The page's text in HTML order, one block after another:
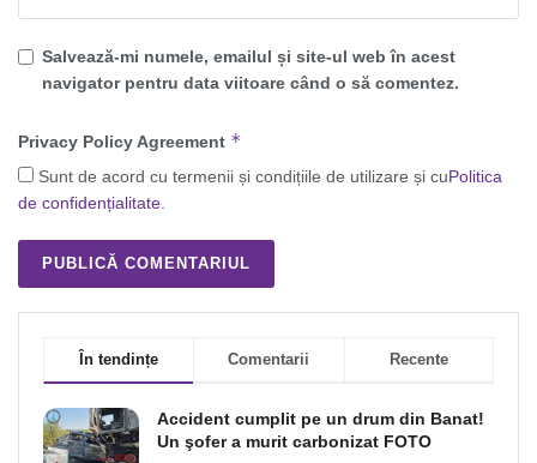
Salvează-mi numele, emailul și site-ul web în acest
navigator pentru data viitoare când o să comentez.
Privacy Policy Agreement *
Sunt de acord cu termenii și condițiile de utilizare și cuPolitica
de confidențialitate.
În tendințe Comentarii Recente
Accident cumplit pe un drum din Banat!
Un şofer a murit carbonizat FOTO